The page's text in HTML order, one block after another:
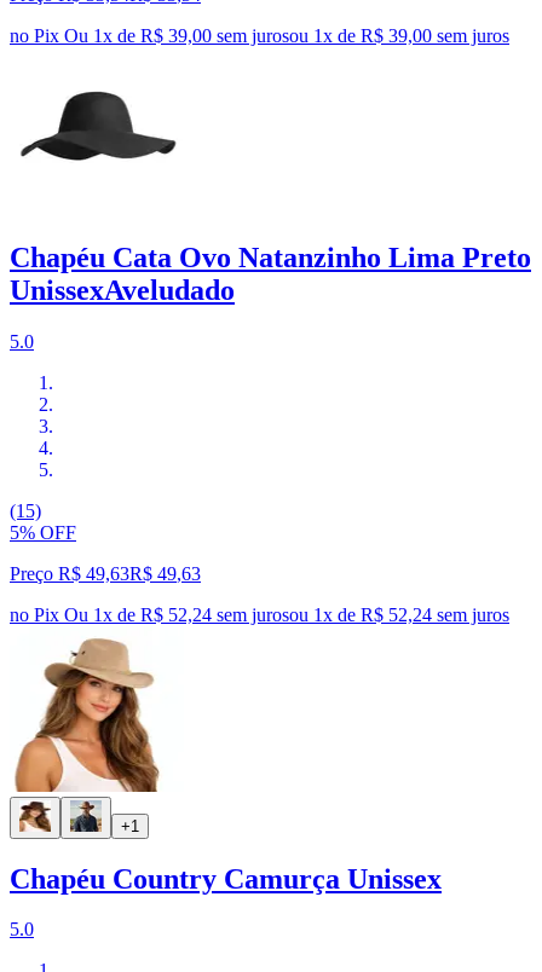
no Pix Ou 1x de R$ 39,00 sem jurosou 1x de R$ 39,00 sem juros
Chapéu Cata Ovo Natanzinho Lima Preto
UnissexAveludado
5.0
(15)
5% OFF
Preço R$ 49,63R$ 49,63
no Pix Ou 1x de R$ 52,24 sem jurosou 1x de R$ 52,24 sem juros
+1
Chapéu Country Camurça Unissex
5.0